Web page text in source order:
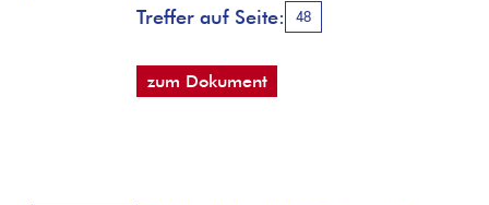
Treffer auf Seite:
48
zum Dokument